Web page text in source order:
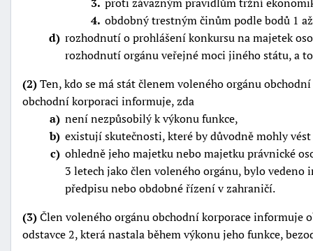
4 obdobný trestným činům podle bodů 1
d rozhodnutí o prohlášení konkursu na majetek
rozhodnutí orgánu veřejné moci jiného státu, a
(2)Ten, kdo se má stát členem voleného orgánu
obchodní korporaci informuje, zda
a není nezpůsobilý k výkonu funkce,
b existují skutečnosti, které by důvodně mohly
c ohledně jeho majetku nebo majetku právnické
3 letech jako člen voleného orgánu, bylo
předpisu nebo obdobné řízení v zahraničí.
(3)Člen voleného orgánu obchodní korporace informuje
odstavce 2, která nastala během výkonu jeho funkce,